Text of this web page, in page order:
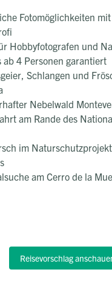
Fotomöglichkeiten
Hobbyfotografen und
ab 4 Personen garantiert
Schlangen und
Nebelwald
am Rande des
im
am Cerro de la
Reisevorschlag